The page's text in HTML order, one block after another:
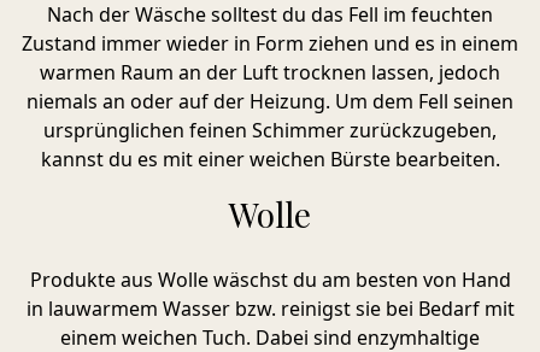
Nach der Wäsche solltest du das Fell im feuchten
Zustand immer wieder in Form ziehen und es in einem
warmen Raum an der Luft trocknen lassen, jedoch
niemals an oder auf der Heizung. Um dem Fell seinen
ursprünglichen feinen Schimmer zurückzugeben,
kannst du es mit einer weichen Bürste bearbeiten.
Wolle
Produkte aus Wolle wäschst du am besten von Hand
in lauwarmem Wasser bzw. reinigst sie bei Bedarf mit
einem weichen Tuch. Dabei sind enzymhaltige